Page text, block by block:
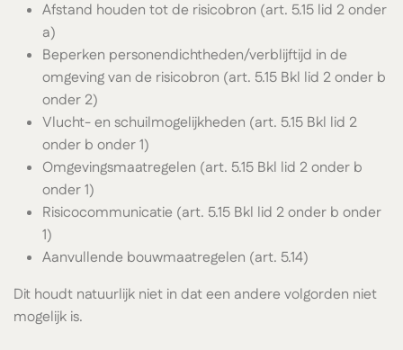
Afstand houden tot de risicobron (art. 5.15 lid 2 onder
a)
Beperken personendichtheden/verblijftijd in de
omgeving van de risicobron (art. 5.15 Bkl lid 2 onder b
onder 2)
Vlucht- en schuilmogelijkheden (art. 5.15 Bkl lid 2
onder b onder 1)
Omgevingsmaatregelen (art. 5.15 Bkl lid 2 onder b
onder 1)
Risicocommunicatie (art. 5.15 Bkl lid 2 onder b onder
1)
Aanvullende bouwmaatregelen (art. 5.14)
Dit houdt natuurlijk niet in dat een andere volgorden niet
mogelijk is.